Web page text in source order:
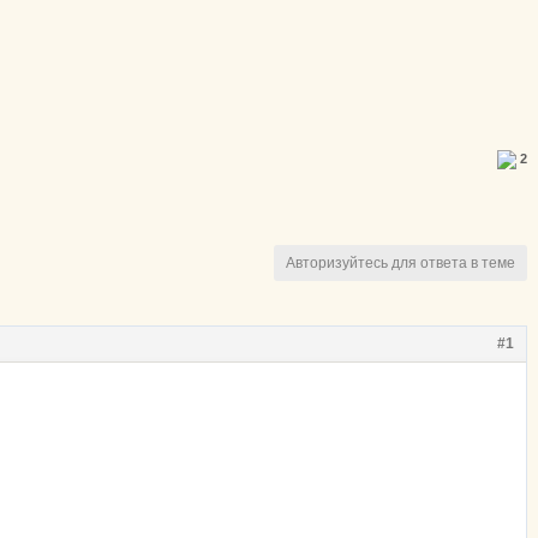
2
Авторизуйтесь для ответа в теме
#1